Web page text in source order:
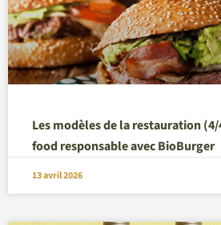
Les modèles de la restauration
food responsable avec BioBurger
13 avril 2026